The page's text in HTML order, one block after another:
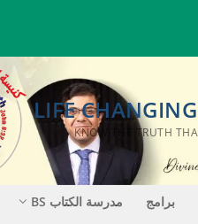
برامج مدرسة الكتاب BS